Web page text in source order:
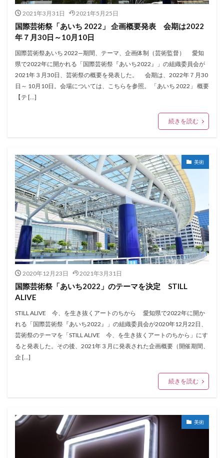
2021年3月31日 2021年5月25日
国際芸術祭「あいち 2022」 企画概要発表 会期は2022
年７月30日～10月10日
国際芸術祭あいち 2022—期間、テーマ、企画体制（芸術監督） 愛知
県で2022年に開かれる「国際芸術祭『あいち2022』」の組織委員会が
2021年３月30日、芸術祭の概要を発表した。 会期は、2022年７月30
日～ 10月10日。会場については、こちらを参照。 「あいち 2022」 概要
【テ […]
続きを読む
美術
2020年12月23日 2021年3月31日
国際芸術祭「あいち2022」のテーマを決定 STILL
ALIVE
STILL ALIVE 今、を生き抜くアートのちから 愛知県で2022年に開か
れる「国際芸術祭『あいち2022』」の組織委員会が2020年12月22日、
芸術祭のテーマを「STILL ALIVE 今、を生き抜くアートのちから」にす
ると発表した。その後、2021年３月に発表された企画概要（開催期間、
企 […]
続きを読む
美術